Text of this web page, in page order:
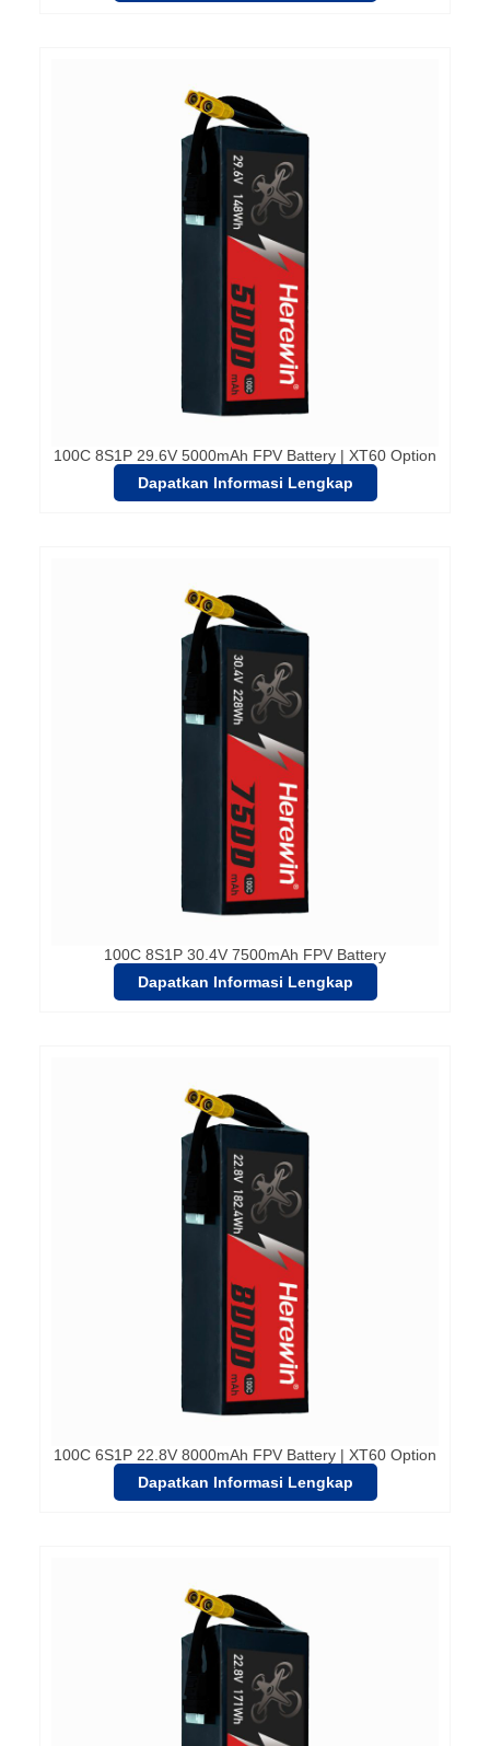
100C 8S1P 29.6V 5000mAh FPV Battery | XT60 Option
Dapatkan Informasi Lengkap
100C 8S1P 30.4V 7500mAh FPV Battery
Dapatkan Informasi Lengkap
100C 6S1P 22.8V 8000mAh FPV Battery | XT60 Option
Dapatkan Informasi Lengkap